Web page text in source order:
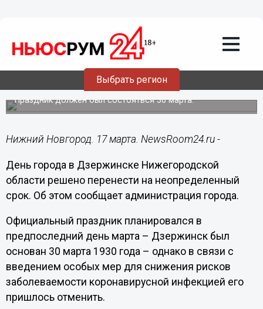
Выбрать регион
17.03.202019:12
День города в Дзержинске переносят
из-за коронавируса
Праздник должен был состояться 30 марта.
Нижний Новгород. 17 марта. NewsRoom24.ru -
День города в Дзержинске Нижегородской
области решено перенести на неопределенный
срок. Об этом сообщает администрация города.
Официальный праздник планировался в
предпоследний день марта – Дзержинск был
основан 30 марта 1930 года – однако в связи с
введением особых мер для снижения рисков
заболеваемости коронавирусной инфекцией его
пришлось отменить.